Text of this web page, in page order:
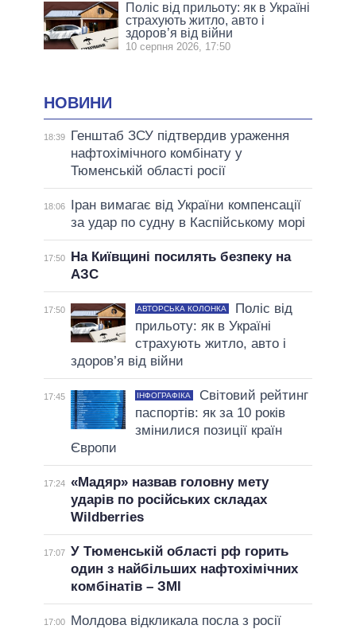
Поліс від прильоту: як в Україні
страхують житло, авто і
здоров’я від війни
10 серпня 2026, 17:50
НОВИНИ
18:39
Генштаб ЗСУ підтвердив ураження
нафтохімічного комбінату у
Тюменській області росії
18:06
Іран вимагає від України компенсації
за удар по судну в Каспійському морі
17:50
На Київщині посилять безпеку на
АЗС
17:50 АВТОРСЬКА КОЛОНКА
Поліс від
прильоту: як в Україні
страхують житло, авто і
здоров’я від війни
17:45 ІНФОГРАФІКА
Світовий рейтинг
паспортів: як за 10 років
змінилися позиції країн
Європи
17:24 «Мадяр» назвав головну мету
ударів по російських складах
Wildberries
17:07 У Тюменській області рф горить
один з найбільших нафтохімічних
комбінатів – ЗМІ
17:00
Молдова відкликала посла з росії